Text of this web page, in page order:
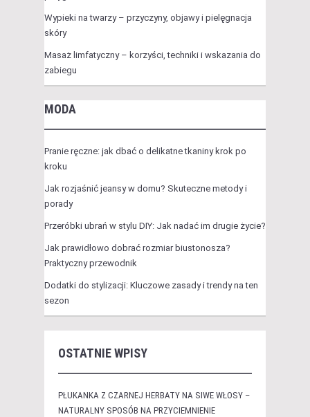
Wypieki na twarzy – przyczyny, objawy i pielęgnacja
skóry
Masaż limfatyczny – korzyści, techniki i wskazania do
zabiegu
MODA
Pranie ręczne: jak dbać o delikatne tkaniny krok po
kroku
Jak rozjaśnić jeansy w domu? Skuteczne metody i
porady
Przeróbki ubrań w stylu DIY: Jak nadać im drugie życie?
Jak prawidłowo dobrać rozmiar biustonosza?
Praktyczny przewodnik
Dodatki do stylizacji: Kluczowe zasady i trendy na ten
sezon
OSTATNIE WPISY
PŁUKANKA Z CZARNEJ HERBATY NA SIWE WŁOSY –
NATURALNY SPOSÓB NA PRZYCIEMNIENIE